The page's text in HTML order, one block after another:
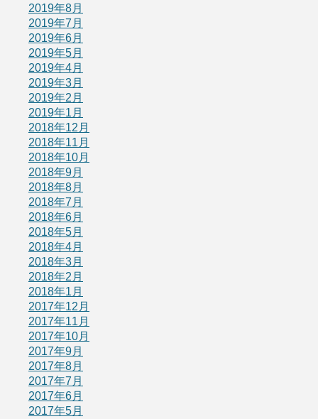
2019年8月
2019年7月
2019年6月
2019年5月
2019年4月
2019年3月
2019年2月
2019年1月
2018年12月
2018年11月
2018年10月
2018年9月
2018年8月
2018年7月
2018年6月
2018年5月
2018年4月
2018年3月
2018年2月
2018年1月
2017年12月
2017年11月
2017年10月
2017年9月
2017年8月
2017年7月
2017年6月
2017年5月